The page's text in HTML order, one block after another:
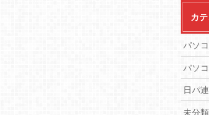
カ
パソ
パソ
日パ
未分類